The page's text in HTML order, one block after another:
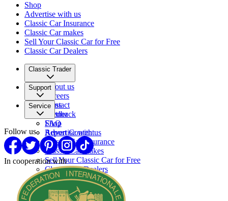
Shop
Advertise with us
Classic Car Insurance
Classic Car makes
Sell Your Classic Car for Free
Classic Car Dealers
Classic Trader
About us
Careers
Press
Partner
Support
Contact
Feedback
FAQ
Report Content
Service
Shop
Advertise with us
Classic Car Insurance
Classic Car makes
Sell Your Classic Car for Free
Classic Car Dealers
Follow us
In cooperation with